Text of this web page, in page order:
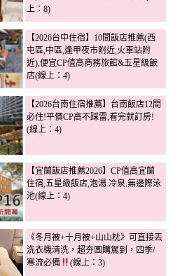
上：8)
【2026台中住宿】10間飯店推薦(西
屯區,中區,逢甲夜市附近,火車站附
近),便宜CP值高商務旅館&五星級飯
店(線上：4)
【2026台南住宿推薦】台南飯店12間
必住!平價CP高不踩雷,看完就訂房!
(線上：4)
【宜蘭飯店推薦2026】CP值高宜蘭
住宿,五星級飯店,泡湯.冷泉.無邊際泳
池(線上：4)
《冬月被+十月被+山山枕》可直接丟
洗衣機清洗，超夯團購駕到，四季/
寒流必備
(線上：3)